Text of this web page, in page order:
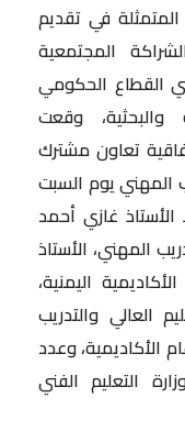
المتمثلة في تقديم
المجتمعية
القطاع الحكومي
والبحثية، وقعت
تعاون مشترك
المهني يوم السبت
وبحضور كلاً الأستاذ غازي أحمد
المهني، الأستاذ
اليمنية،
العالي والتدريب
الأكاديمية، وعدد
التعليم الفني